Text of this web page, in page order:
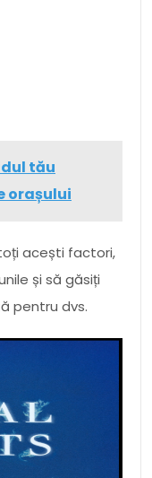
tău
orașului
acești factori,
și să găsiți
pentru dvs.